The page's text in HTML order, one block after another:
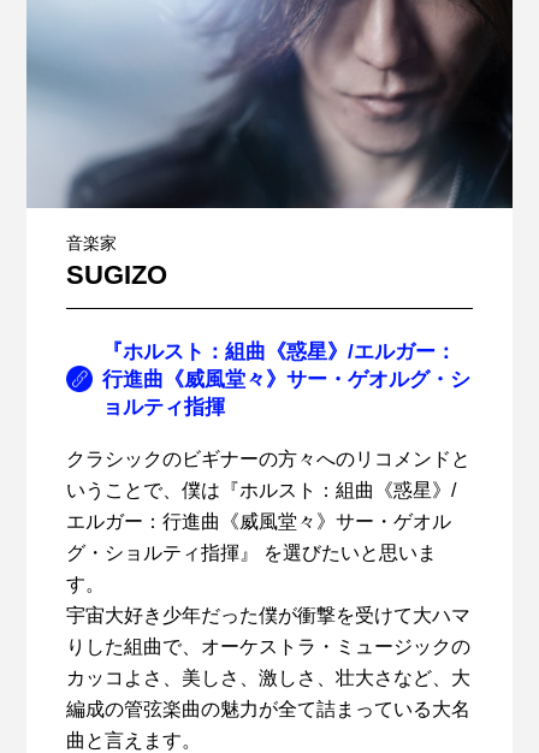
音楽家
SUGIZO
『ホルスト：組曲《惑星》/エルガー：
行進曲《威風堂々》サー・ゲオルグ・シ
ョルティ指揮
クラシックのビギナーの方々へのリコメンドと
いうことで、僕は『ホルスト：組曲《惑星》/
エルガー：行進曲《威風堂々》サー・ゲオル
グ・ショルティ指揮』 を選びたいと思いま
す。
宇宙大好き少年だった僕が衝撃を受けて大ハマ
りした組曲で、オーケストラ・ミュージックの
カッコよさ、美しさ、激しさ、壮大さなど、大
編成の管弦楽曲の魅力が全て詰まっている大名
曲と言えます。